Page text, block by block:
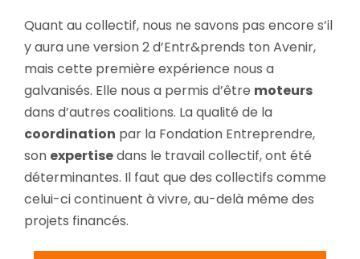
Quant au collectif, nous ne savons pas encore s’il
y aura une version 2 d’Entr&prends ton Avenir,
mais cette première expérience nous a
galvanisés. Elle nous a permis d’être moteurs
dans d’autres coalitions. La qualité de la
coordination par la Fondation Entreprendre,
son expertisedans le travail collectif, ont été
déterminantes. Il faut que des collectifs comme
celui-ci continuent à vivre, au-delà même des
projets financés.